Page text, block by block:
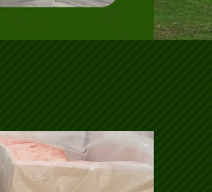
مشغل
الفيديو